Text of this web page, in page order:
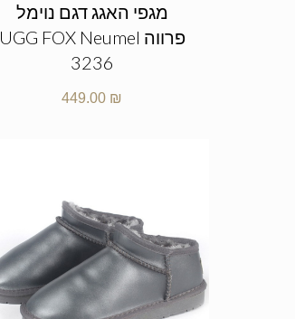
מגפי האגג דגם נוימל
פרווה UGG FOX Neumel
3236
449.00 ₪